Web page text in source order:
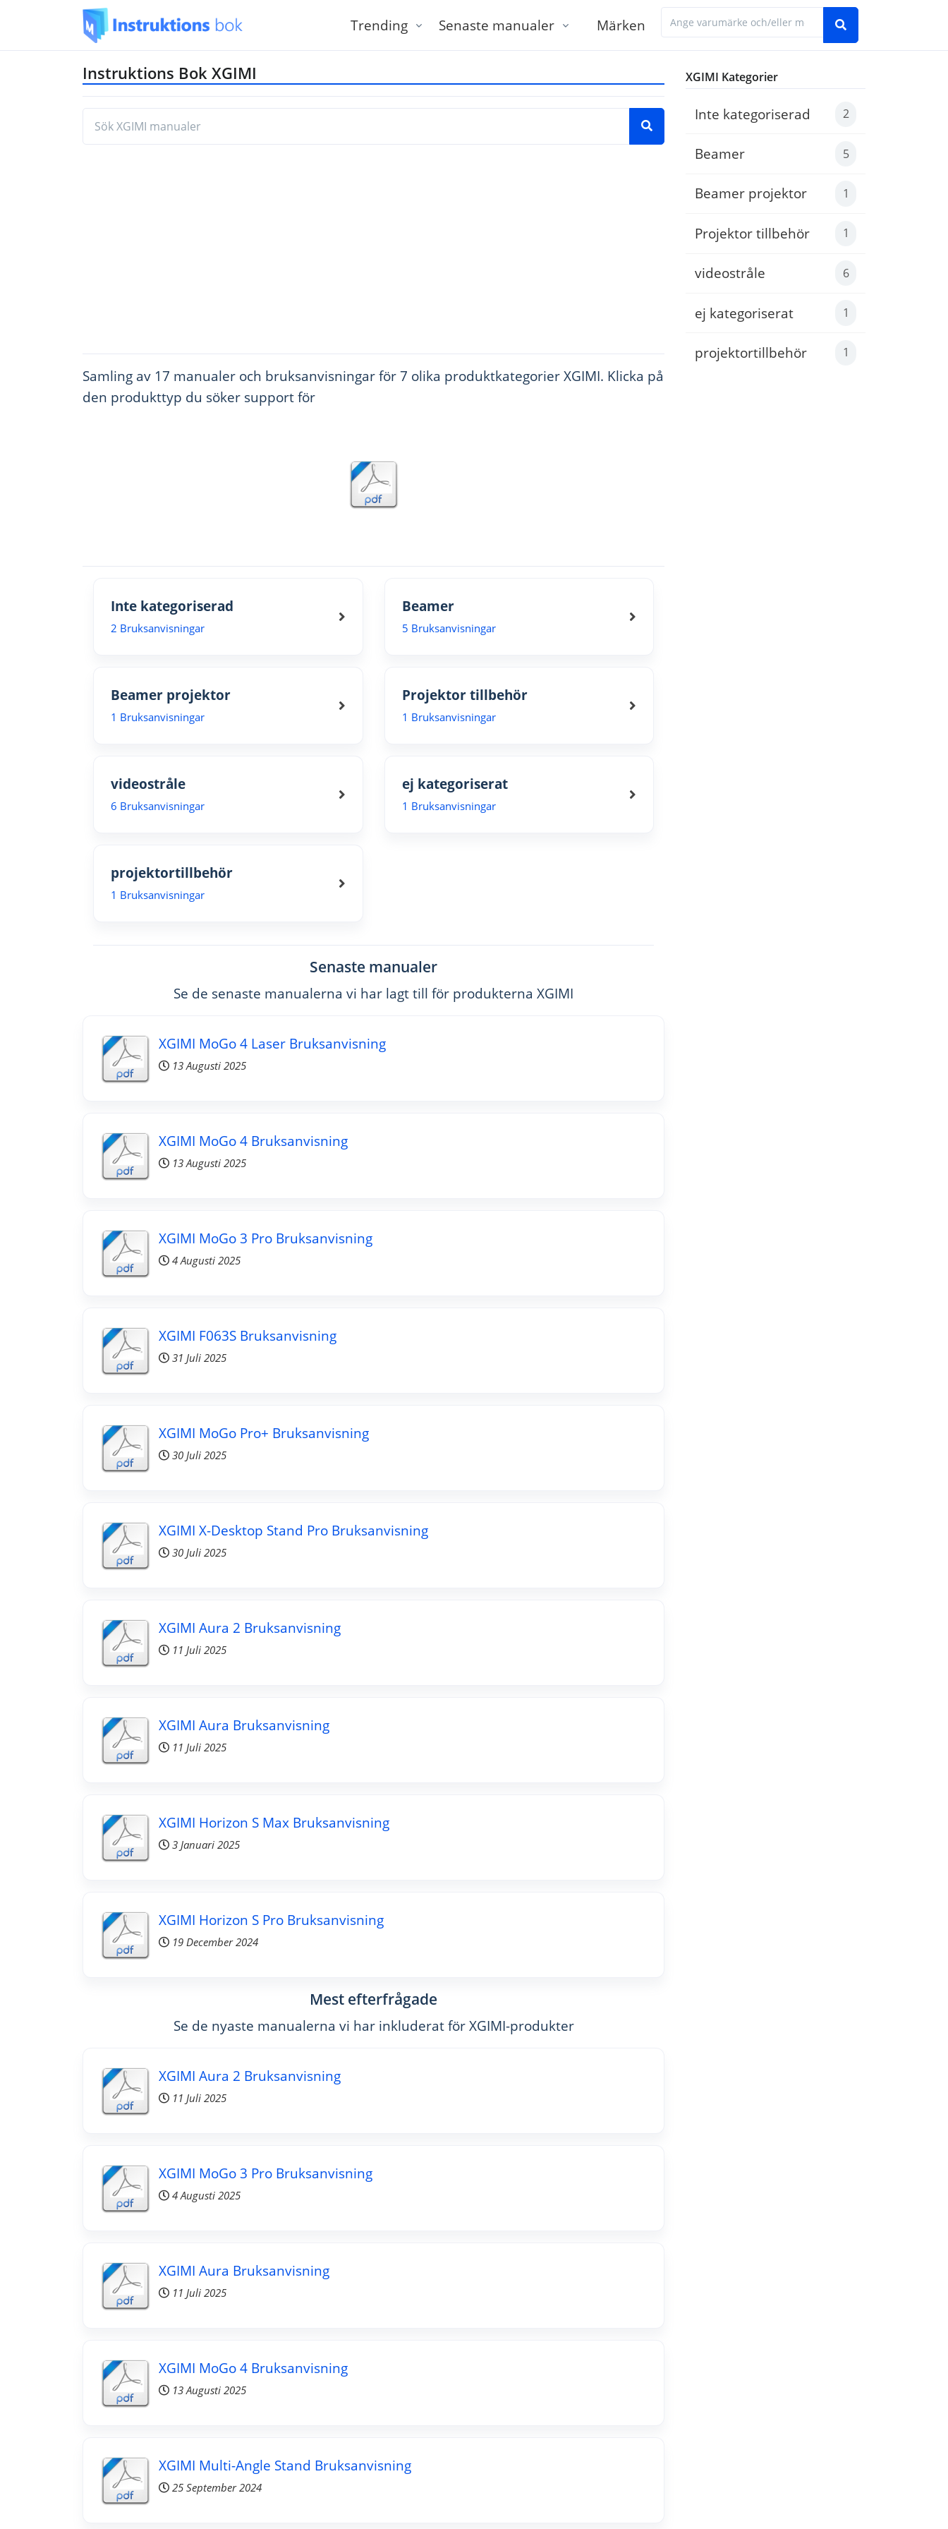
Trending Senaste manualer
Märken
Hitta den manual du behöver genom att
Instruktions Bok XGIMI
Hitta den manual du behöver genom att ange modell eller varumärke och modell, till exempel 'Electrolux LNT7MF46X2'
Samling av 17 manualer och bruksanvisningar för 7 olika produktkategorier XGIMI. Klicka på
den produkttyp du söker support för
Inte kategoriserad
2 Bruksanvisningar
Beamer
5 Bruksanvisningar
Beamer projektor
1 Bruksanvisningar
Projektor tillbehör
1 Bruksanvisningar
videostråle
6 Bruksanvisningar
ej kategoriserat
1 Bruksanvisningar
projektortillbehör
1 Bruksanvisningar
Senaste manualer
Se de senaste manualerna vi har lagt till för produkterna XGIMI
XGIMI MoGo 4 Laser Bruksanvisning
13 Augusti 2025
XGIMI MoGo 4 Bruksanvisning
13 Augusti 2025
XGIMI MoGo 3 Pro Bruksanvisning
4 Augusti 2025
XGIMI F063S Bruksanvisning
31 Juli 2025
XGIMI MoGo Pro+ Bruksanvisning
30 Juli 2025
XGIMI X-Desktop Stand Pro Bruksanvisning
30 Juli 2025
XGIMI Aura 2 Bruksanvisning
11 Juli 2025
XGIMI Aura Bruksanvisning
11 Juli 2025
XGIMI Horizon S Max Bruksanvisning
3 Januari 2025
XGIMI Horizon S Pro Bruksanvisning
19 December 2024
Mest efterfrågade
Se de nyaste manualerna vi har inkluderat för XGIMI-produkter
XGIMI Aura 2 Bruksanvisning
11 Juli 2025
XGIMI MoGo 3 Pro Bruksanvisning
4 Augusti 2025
XGIMI Aura Bruksanvisning
11 Juli 2025
XGIMI MoGo 4 Bruksanvisning
13 Augusti 2025
XGIMI Multi-Angle Stand Bruksanvisning
25 September 2024
XGIMI Kategorier
Inte kategoriserad 2
Beamer 5
Beamer projektor 1
Projektor tillbehör 1
videostråle 6
ej kategoriserat 1
projektortillbehör 1